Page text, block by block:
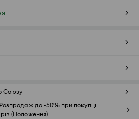
Союзу
до -50% при покупці
(Положення)